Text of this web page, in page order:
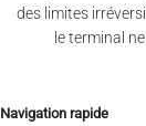
des limites
le terminal
Navigation rapide